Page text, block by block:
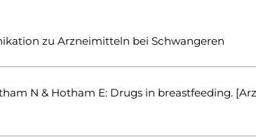
zu Arzneimitteln bei Schwangeren
N & Hotham E: Drugs in breastfeeding.